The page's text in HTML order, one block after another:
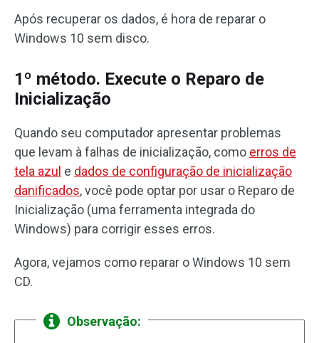
Após recuperar os dados, é hora de reparar o
Windows 10 sem disco.
1º método. Execute o Reparo de
Inicialização
Quando seu computador apresentar problemas
que levam à falhas de inicialização, como erros de
tela azul e dados de configuração de inicialização
danificados, você pode optar por usar o Reparo de
Inicialização (uma ferramenta integrada do
Windows) para corrigir esses erros.
Agora, vejamos como reparar o Windows 10 sem
CD.
Observação: